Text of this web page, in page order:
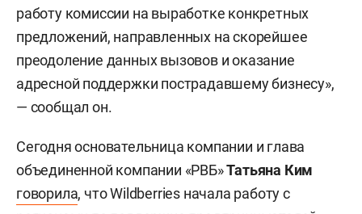
работу комиссии на выработке конкретных
предложений, направленных на скорейшее
преодоление данных вызовов и оказание
адресной поддержки пострадавшему бизнесу»,
— сообщал он.
Сегодня основательница компании и глава
объединенной компании «РВБ»Татьяна Ким
говорила, что Wildberries начала работу с